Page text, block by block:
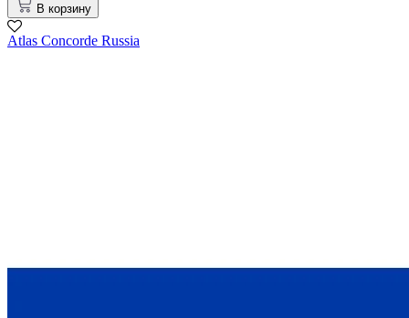
В корзину
Atlas Concorde Russia